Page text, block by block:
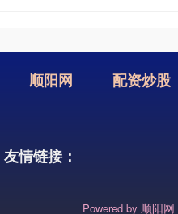
顺阳网 配资炒股
友情链接：
Powered by 顺阳网